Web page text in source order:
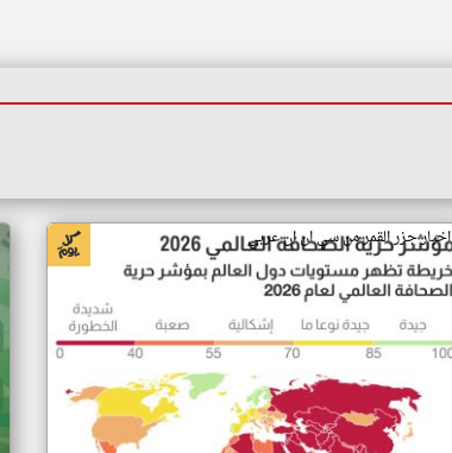
اخبار جزر القمر من سي ان ان عربي